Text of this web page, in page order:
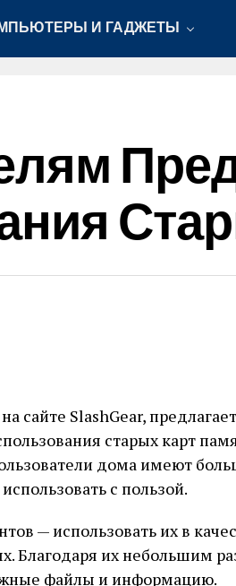
И ГАДЖЕТЫ
сайте SlashGear,
старых карт
дома имеют
с пользой.
— использовать их в
Благодаря их небольшим
файлы и информацию.